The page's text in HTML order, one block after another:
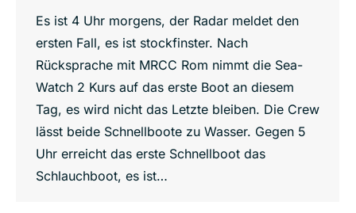
Es ist 4 Uhr morgens, der Radar meldet den
ersten Fall, es ist stockfinster. Nach
Rücksprache mit MRCC Rom nimmt die Sea-
Watch 2 Kurs auf das erste Boot an diesem
Tag, es wird nicht das Letzte bleiben. Die Crew
lässt beide Schnellboote zu Wasser. Gegen 5
Uhr erreicht das erste Schnellboot das
Schlauchboot, es ist…